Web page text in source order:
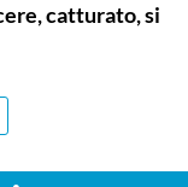
catturato, si